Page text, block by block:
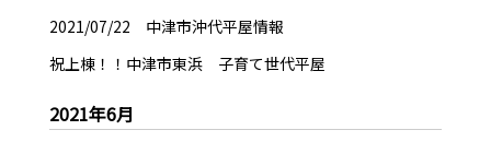
2021/07/22 中津市沖代平屋情報
祝上棟！！中津市東浜 子育て世代平屋
2021年6月